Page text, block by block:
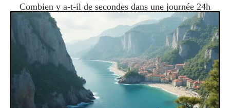
Combien y a-t-il de secondes dans une journée 24h